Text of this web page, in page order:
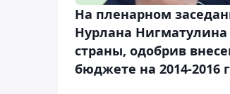
На пленарном
Нурлана
страны, одобрив
бюджете на 2014-2016